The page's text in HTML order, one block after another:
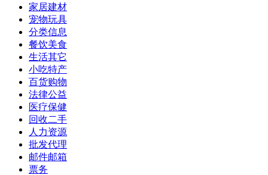
家居建材
宠物玩具
分类信息
餐饮美食
生活其它
小吃特产
百货购物
法律公益
医疗保健
回收二手
人力资源
批发代理
邮件邮箱
票务